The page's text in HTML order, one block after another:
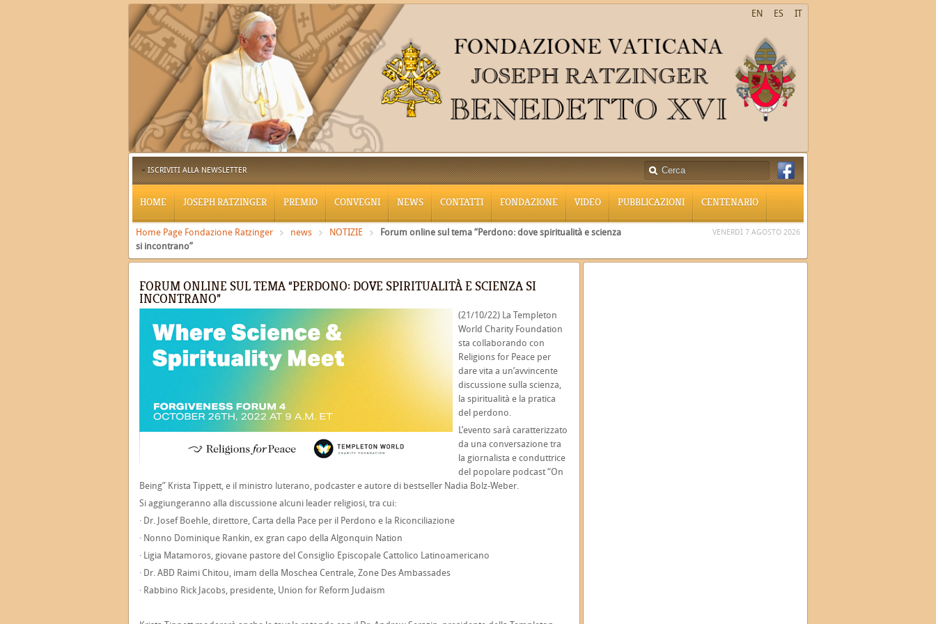
IT
ES
EN
ISCRIVITI ALLA NEWSLETTER
HOME JOSEPH RATZINGER PREMIO CONVEGNI NEWS CONTATTI FONDAZIONE VIDEO PUBBLICAZIONI CENTENARIO
Home Page Fondazione Ratzinger news NOTIZIE
Forum online sul tema “Perdono: dove spiritualità e scienza
si incontrano”
VENERDÌ 7 AGOSTO 2026
FORUM ONLINE SUL TEMA “PERDONO: DOVE SPIRITUALITÀ E SCIENZA SI
INCONTRANO”
(21/10/22) La Templeton
World Charity Foundation
sta collaborando con
Religions for Peace per
dare vita a un’avvincente
discussione sulla scienza,
la spiritualità e la pratica
del perdono.
L’evento sarà caratterizzato
da una conversazione tra
la giornalista e conduttrice
del popolare podcast “On
Being” Krista Tippett, e il ministro luterano, podcaster e autore di bestseller Nadia Bolz-Weber.
Si aggiungeranno alla discussione alcuni leader religiosi, tra cui:
· Dr. Josef Boehle, direttore, Carta della Pace per il Perdono e la Riconciliazione
· Nonno Dominique Rankin, ex gran capo della Algonquin Nation
· Ligia Matamoros, giovane pastore del Consiglio Episcopale Cattolico Latinoamericano
· Dr. ABD Raimi Chitou, imam della Moschea Centrale, Zone Des Ambassades
· Rabbino Rick Jacobs, presidente, Union for Reform Judaism